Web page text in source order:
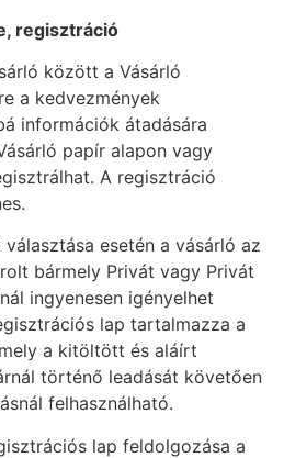
regisztráció
között a Vásárló
a kedvezmények
információk átadására
papír alapon vagy
A regisztráció
esetén a vásárló az
bármely Privát vagy Privát
ingyenesen igényelhet
lap tartalmazza a
a kitöltött és aláírt
történő leadását követően
felhasználható.
lap feldolgozása a